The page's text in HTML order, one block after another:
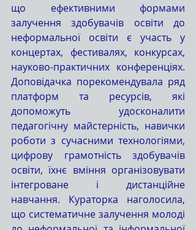
що ефективними формами
залучення здобувачів освіти до
неформальної освіти є участь у
концертах, фестивалях, конкурсах,
науково-практичних конференціях.
Доповідачка порекомендувала ряд
платформ та ресурсів, які
допоможуть удосконалити
педагогічну майстерність, навички
роботи з сучасними технологіями,
цифрову грамотність здобувачів
освіти, їхнє вміння організовувати
інтегроване і дистанційне
навчання. Кураторка наголосила,
що систематичне залучення молоді